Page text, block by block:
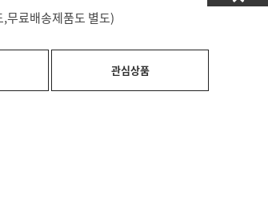
무료배송제품도 별도)
관심상품